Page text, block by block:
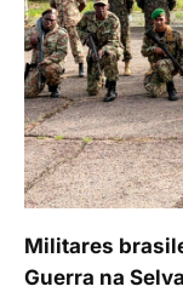
Militares
Guerra na